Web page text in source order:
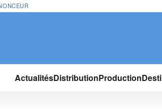
ActualitésDistributionProduction